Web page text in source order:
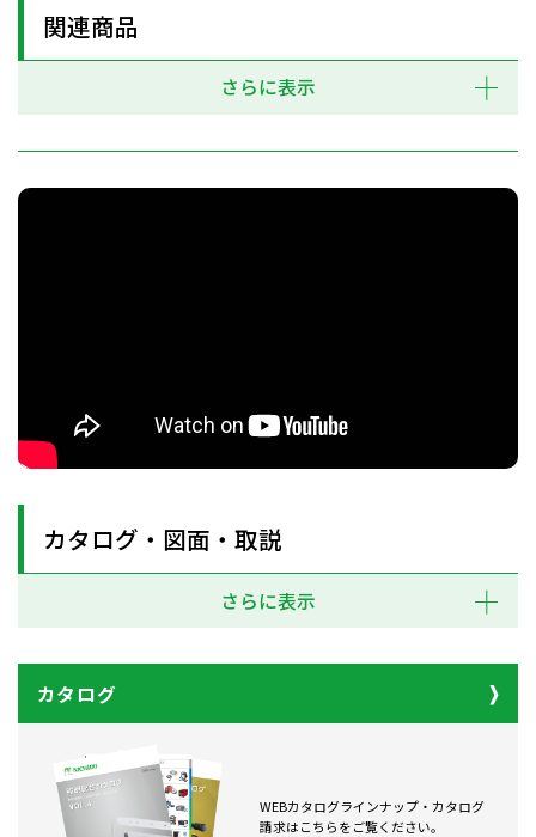
関連商品
さらに表示
カタログ・図面・取説
さらに表示
カタログ
WEBカタログラインナップ・カタログ
請求はこちらをご覧ください。